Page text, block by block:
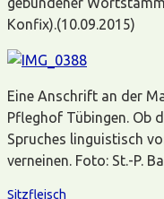
Konfix).(10.09.2015)
Eine Anschrift an der
Pfleghof Tübingen. Ob
Spruches linguistisch
verneinen. Foto: St.-P.
Sitzfleisch